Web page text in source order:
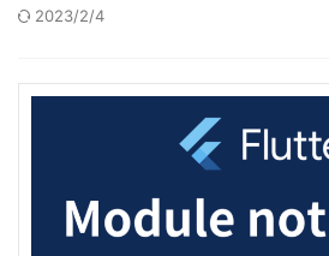
2023/2/4